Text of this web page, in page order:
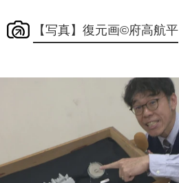
【写真】復元画©府高航平